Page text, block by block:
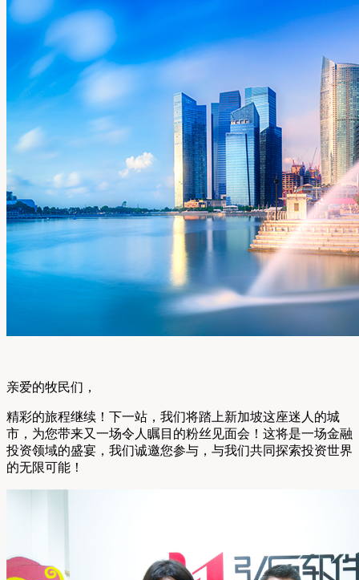
亲爱的牧民们，
精彩的旅程继续！下一站，我们将踏上新加坡这座迷人的城
市，为您带来又一场令人瞩目的粉丝见面会！这将是一场金融
投资领域的盛宴，我们诚邀您参与，与我们共同探索投资世界
的无限可能！